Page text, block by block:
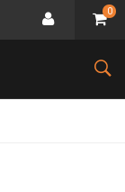
0